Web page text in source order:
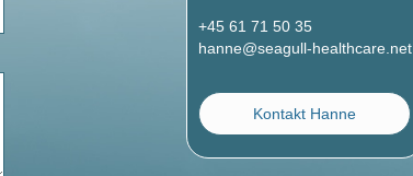
+45 61 71 50 35
hanne@seagull-healthcare.net
Kontakt Hanne